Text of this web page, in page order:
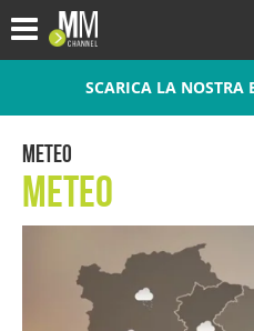
SCARICA LA NOSTRA
Meteo
Meteo